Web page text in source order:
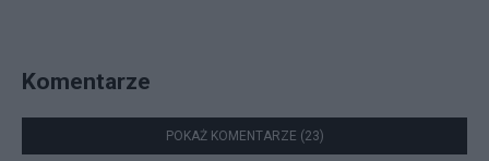
Komentarze
POKAŻ KOMENTARZE (23)